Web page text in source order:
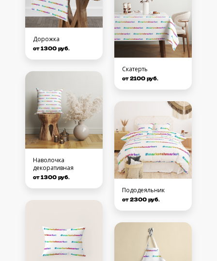
Дорожка
от 1300 руб.
Наволочка
декоративная
от 1300 руб.
Скатерть
от 2100 руб.
Пододеяльник
от 2300 руб.